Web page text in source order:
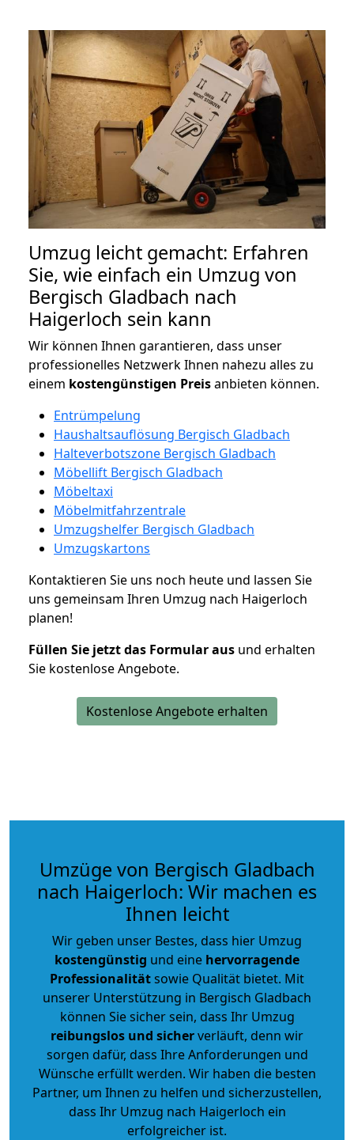
Umzug leicht gemacht: Erfahren
Sie, wie einfach ein Umzug von
Bergisch Gladbach nach
Haigerloch sein kann
Wir können Ihnen garantieren, dass unser
professionelles Netzwerk Ihnen nahezu alles zu
einem kostengünstigen Preisanbieten können.
Entrümpelung
Haushaltsauflösung Bergisch Gladbach
Halteverbotszone Bergisch Gladbach
Möbellift Bergisch Gladbach
Möbeltaxi
Möbelmitfahrzentrale
Umzugshelfer Bergisch Gladbach
Umzugskartons
Kontaktieren Sie uns noch heute und lassen Sie
uns gemeinsam Ihren Umzug nach Haigerloch
planen!
Füllen Sie jetzt das Formular aus und erhalten
Sie kostenlose Angebote.
Kostenlose Angebote erhalten
Umzüge von Bergisch Gladbach
nach Haigerloch: Wir machen es
Ihnen leicht
Wir geben unser Bestes, dass hier Umzug
kostengünstig und eine hervorragende
Professionalitätsowie Qualität bietet. Mit
unserer Unterstützung in Bergisch Gladbach
können Sie sicher sein, dass Ihr Umzug
reibungslos und sicherverläuft, denn wir
sorgen dafür, dass Ihre Anforderungen und
Wünsche erfüllt werden. Wir haben die besten
Partner, um Ihnen zu helfen und sicherzustellen,
dass Ihr Umzug nach Haigerloch ein
erfolgreicher ist.